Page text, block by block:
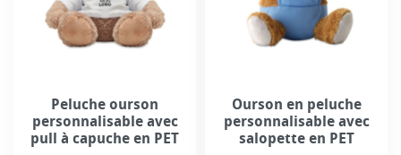
Peluche ourson
personnalisable avec
pull à capuche en PET
Ourson en peluche
personnalisable avec
salopette en PET